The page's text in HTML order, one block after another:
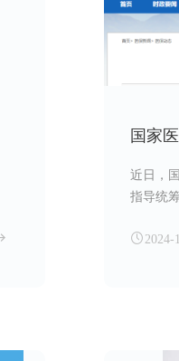
近日，
指导统
等服务
2024-